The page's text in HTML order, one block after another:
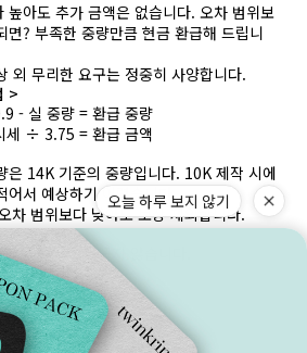
높아도 추가 금액은 없습니다. 오차 범위보
면? 부족한 중량만큼 현금 환급해 드립니
외 무리한 요구는 정중히 사양합니다.
>
- 실 중량 = 환급 중량
세 ÷ 3.75 = 환급 금액
은 14K 기준의 중량입니다. 10K 제작 시에
어서 예상하기 어렵습니다.
차 범위보다 낮아도 보상 제외합니다.
중량이 표기되지 않습니다.
카카오상담
오늘 하루 보지 않기